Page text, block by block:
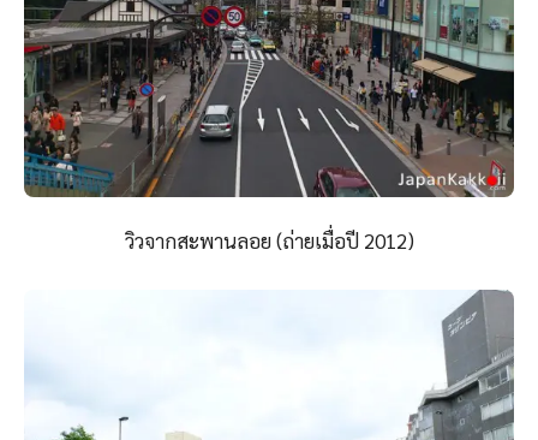
วิวจากสะพานลอย (ถ่ายเมื่อปี 2012)